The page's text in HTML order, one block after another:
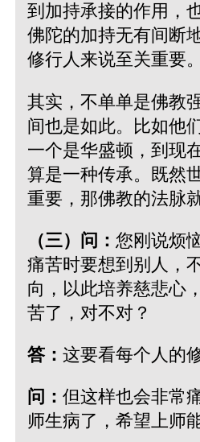
到加持承接的作用，
佛陀的加持无有间断
修行人来说至关重要。
其实，不单单是佛教
间也是如此。比如他
一个是华盛顿，到现
算是一种传承。既然
重要，那佛教的法脉
（三）问： 您刚说烦
痛苦时要想到别人，
向，以此培养慈悲心
苦了，对不对？
答： 这要看每个人的
问： 但这样也会非常
师生病了，希望上师